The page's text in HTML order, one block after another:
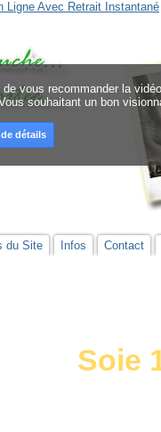
de vous recommander la
souhaitant un bon
détails
Ligne Avec Retrait Instantané
du Site Infos Contact
Soie